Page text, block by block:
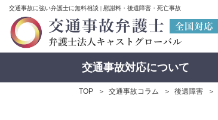
交通事故に強い弁護士に無料相談 | 慰謝料・後遺障害・死亡事故
交通事故対応について
TOP 交通事故コラム 後遺障害